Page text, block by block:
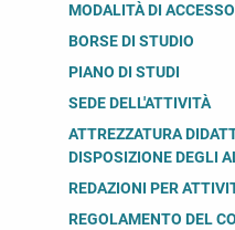
MODALITÀ DI ACCESSO
BORSE DI STUDIO
PIANO DI STUDI
SEDE DELL'ATTIVITÀ
ATTREZZATURA
DISPOSIZIONE DEGLI
REDAZIONI PER
REGOLAMENTO DEL